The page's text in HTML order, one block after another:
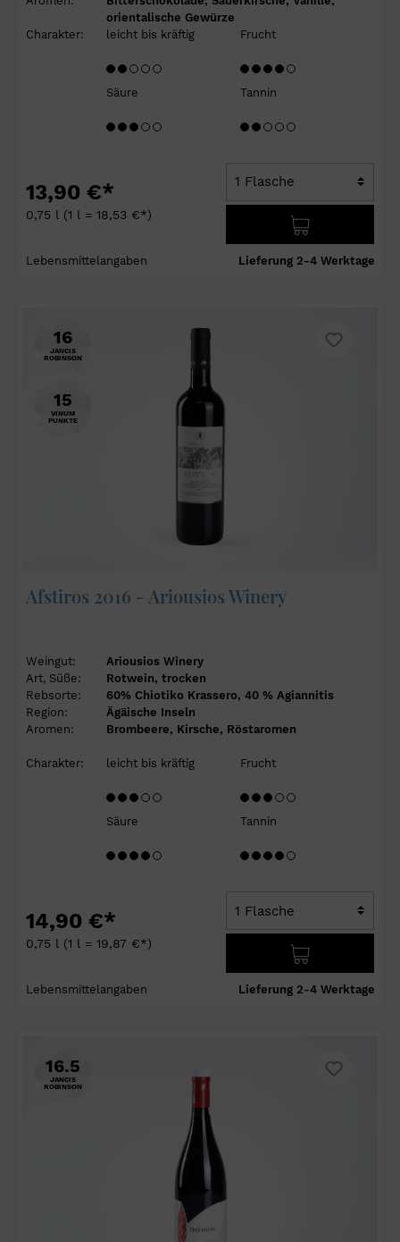
orientalische Gewürze
Charakter:
leicht bis kräftig Frucht
Säure Tannin
13,90 €*
0,75 l (1 l = 18,53 €*)
Lebensmittelangaben Lieferung 2-4 Werktage
16
JANCIS
ROBINSON
15
VINUM
PUNKTE
Afstiros 2016 - Ariousios Winery
Weingut:
Ariousios Winery
Art, Süße:
Rotwein, trocken
Rebsorte:
60% Chiotiko Krassero, 40 % Agiannitis
Region:
Ägäische Inseln
Aromen:
Brombeere, Kirsche, Röstaromen
Charakter: leicht bis kräftig Frucht
Säure Tannin
14,90 €*
0,75 l (1 l = 19,87 €*)
Lebensmittelangaben Lieferung 2-4 Werktage
16.5
JANCIS
ROBINSON